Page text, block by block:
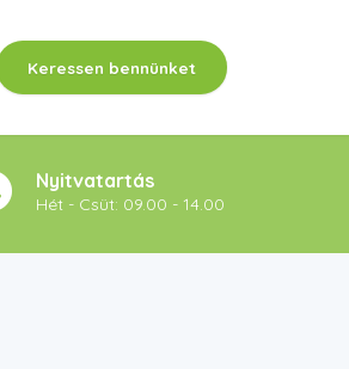
Keressen bennünket
Nyitvatartás
Hét - Csüt: 09.00 - 14.00